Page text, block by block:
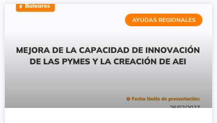
AYUDAS REGIONALES